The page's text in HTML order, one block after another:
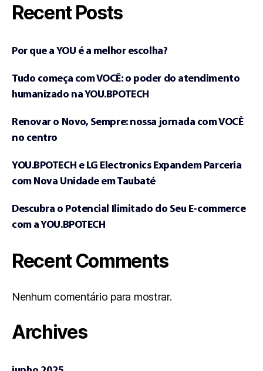
Recent Posts
Por que a YOU é a melhor escolha?
Tudo começa com VOCÊ: o poder do atendimento
humanizado na YOU.BPOTECH
Renovar o Novo, Sempre: nossa jornada com VOCÊ
no centro
YOU.BPOTECH e LG Electronics Expandem Parceria
com Nova Unidade em Taubaté
Descubra o Potencial Ilimitado do Seu E-commerce
com a YOU.BPOTECH
Recent Comments
Nenhum comentário para mostrar.
Archives